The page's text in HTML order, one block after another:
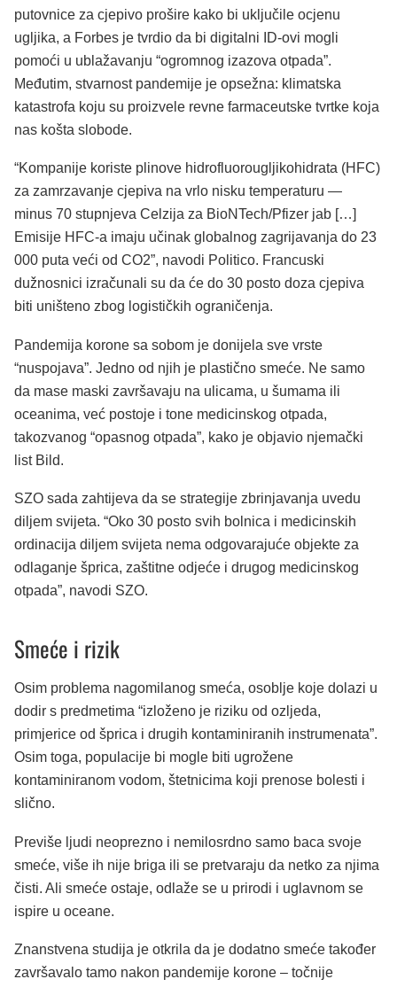
putovnice za cjepivo prošire kako bi uključile ocjenu
ugljika, a Forbes je tvrdio da bi digitalni ID-ovi mogli
pomoći u ublažavanju “ogromnog izazova otpada”.
Međutim, stvarnost pandemije je opsežna: klimatska
katastrofa koju su proizvele revne farmaceutske tvrtke koja
nas košta slobode.
“Kompanije koriste plinove hidrofluorougljikohidrata (HFC)
za zamrzavanje cjepiva na vrlo nisku temperaturu —
minus 70 stupnjeva Celzija za BioNTech/Pfizer jab […]
Emisije HFC-a imaju učinak globalnog zagrijavanja do 23
000 puta veći od CO2”, navodi Politico. Francuski
dužnosnici izračunali su da će do 30 posto doza cjepiva
biti uništeno zbog logističkih ograničenja.
Pandemija korone sa sobom je donijela sve vrste
“nuspojava”. Jedno od njih je plastično smeće. Ne samo
da mase maski završavaju na ulicama, u šumama ili
oceanima, već postoje i tone medicinskog otpada,
takozvanog “opasnog otpada”, kako je objavio njemački
list Bild.
SZO sada zahtijeva da se strategije zbrinjavanja uvedu
diljem svijeta. “Oko 30 posto svih bolnica i medicinskih
ordinacija diljem svijeta nema odgovarajuće objekte za
odlaganje šprica, zaštitne odjeće i drugog medicinskog
otpada”, navodi SZO.
Smeće i rizik
Osim problema nagomilanog smeća, osoblje koje dolazi u
dodir s predmetima “izloženo je riziku od ozljeda,
primjerice od šprica i drugih kontaminiranih instrumenata”.
Osim toga, populacije bi mogle biti ugrožene
kontaminiranom vodom, štetnicima koji prenose bolesti i
slično.
Previše ljudi neoprezno i ​​nemilosrdno samo baca svoje
smeće, više ih nije briga ili se pretvaraju da netko za njima
čisti. Ali smeće ostaje, odlaže se u prirodi i uglavnom se
ispire u oceane.
Znanstvena studija je otkrila da je dodatno smeće također
završavalo tamo nakon pandemije korone – točnije